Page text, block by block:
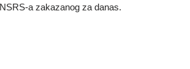
a zakazanog za danas.